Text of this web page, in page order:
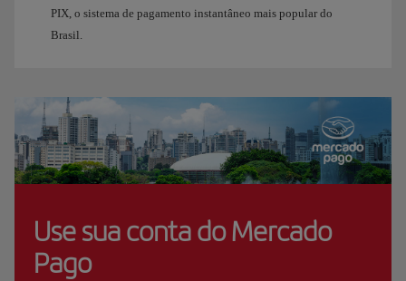
PIX, o sistema de pagamento instantâneo mais popular do
Brasil.
Use sua conta do Mercado
Pago